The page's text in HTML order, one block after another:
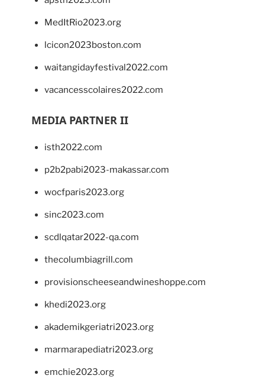
MedItRio2023.org
lcicon2023boston.com
waitangidayfestival2022.com
vacancesscolaires2022.com
MEDIA PARTNER II
isth2022.com
p2b2pabi2023-makassar.com
wocfparis2023.org
sinc2023.com
scdlqatar2022-qa.com
thecolumbiagrill.com
provisionscheeseandwineshoppe.com
khedi2023.org
akademikgeriatri2023.org
marmarapediatri2023.org
emchie2023.org